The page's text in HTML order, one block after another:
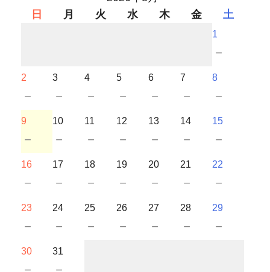
日
月 火 水 木 金 土
1
－
2
－
3
－
4
－
5
－
6
－
7
－
8
－
9
－
10
－
11
－
12
－
13
－
14
－
15
－
16
－
17
－
18
－
19
－
20
－
21
－
22
－
23
－
24
－
25
－
26
－
27
－
28
－
29
－
30 31